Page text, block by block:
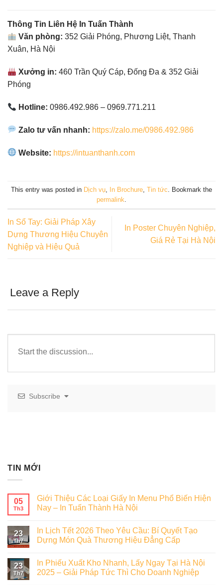
Thông Tin Liên Hệ In Tuấn Thành
Văn phòng: 352 Giải Phóng, Phương Liệt, Thanh
Xuân, Hà Nội
Xưởng in: 460 Trần Quý Cáp, Đống Đa & 352 Giải
Phóng
Hotline: 0986.492.986 – 0969.771.211
Zalo tư vấn nhanh: https://zalo.me/0986.492.986
Website: https://intuanthanh.com
This entry was posted in Dịch vụ In Brochure Tin tức . Bookmark the
permalink
In Sổ Tay: Giải Pháp Xây
Dựng Thương Hiệu Chuyên
Nghiệp và Hiệu Quả
In Poster Chuyên Nghiệp,
Giá Rẻ Tại Hà Nội
Leave a Reply
Subscribe
TIN MỚI
05
Th3
Giới Thiệu Các Loại Giấy In Menu Phổ Biến Hiện
Nay – In Tuấn Thành Hà Nội
23
Th7
In Lịch Tết 2026 Theo Yêu Cầu: Bí Quyết Tạo
Dựng Món Quà Thương Hiệu Đẳng Cấp
23
Th7
In Phiếu Xuất Kho Nhanh, Lấy Ngay Tại Hà Nội
2025 – Giải Pháp Tức Thì Cho Doanh Nghiệp